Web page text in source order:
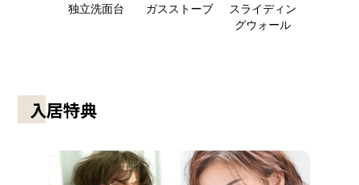
独立洗面台 ガスストーブ
スライディン
グウォール
入居特典